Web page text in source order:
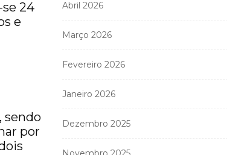
24
e
sendo
por
Abril 2026
Março 2026
Fevereiro 2026
Janeiro 2026
Dezembro 2025